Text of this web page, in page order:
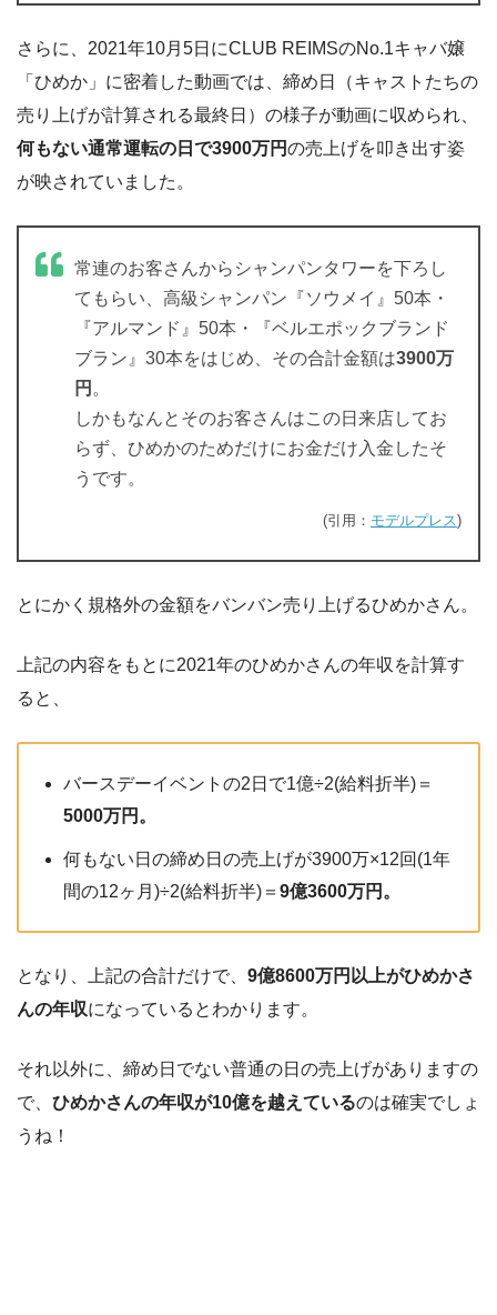
さらに、2021年10月5日にCLUB REIMSのNo.1キャバ嬢
「ひめか」に密着した動画では、締め日（キャストたちの
売り上げが計算される最終日）の様子が動画に収められ、
何もない通常運転の日で3900万円の売上げを叩き出す姿
が映されていました。
常連のお客さんからシャンパンタワーを下ろし
てもらい、高級シャンパン『ソウメイ』50本・
『アルマンド』50本・『ベルエポックブランド
ブラン』30本をはじめ、その合計金額は3900万
円 。
しかもなんとそのお客さんはこの日来店してお
らず、ひめかのためだけにお金だけ入金したそ
うです。
(引用： モデルプレス)
とにかく規格外の金額をバンバン売り上げるひめかさん。
上記の内容をもとに2021年のひめかさんの年収を計算す
ると、
バースデーイベントの2日で1億÷2(給料折半)＝
5000万円。
何もない日の締め日の売上げが3900万×12回(1年
間の12ヶ月)÷2(給料折半)＝ 9億3600万円。
となり、上記の合計だけで、 9億8600万円以上がひめかさ
んの年収になっているとわかります。
それ以外に、締め日でない普通の日の売上げがありますの
で、 ひめかさんの年収が10億を越えているのは確実でしょ
うね！